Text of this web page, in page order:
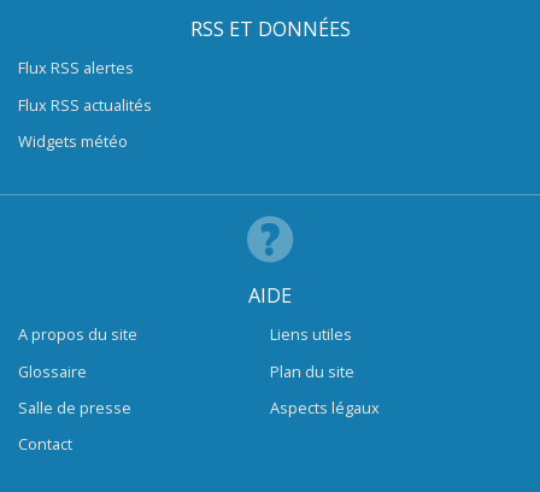
RSS ET DONNÉES
Flux RSS alertes
Flux RSS actualités
Widgets météo
AIDE
A propos du site
Glossaire
Salle de presse
Contact
Liens utiles
Plan du site
Aspects légaux